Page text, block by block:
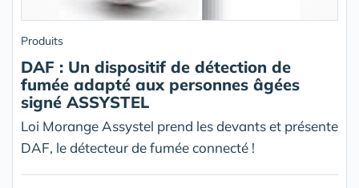
Produits
DAF : Un dispositif de détection de
fumée adapté aux personnes âgées
signé ASSYSTEL
Loi Morange Assystel prend les devants et présente
DAF, le détecteur de fumée connecté !